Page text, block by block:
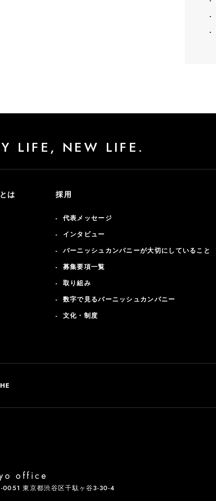
LIFE, NEW LIFE.
は 採用
代表メッセージ
インタビュー
バーニッシュカンパニーが大切にしていること
募集要項一覧
取り組み
数字で見るバーニッシュカンパニー
文化・制度
office
0051 東京都渋谷区千駄ヶ谷3-30-4